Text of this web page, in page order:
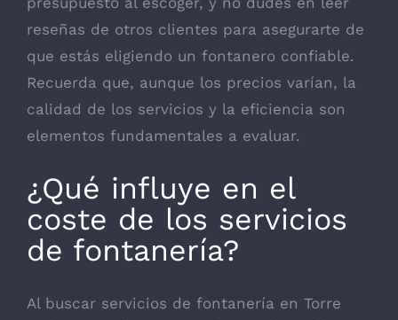
reseñas de otros clientes para asegurarte de
que estás eligiendo un fontanero confiable.
Recuerda que, aunque los precios varían, la
calidad de los servicios y la eficiencia son
elementos fundamentales a evaluar.
¿Qué influye en el
coste de los servicios
de fontanería?
Al buscar servicios de fontanería en Torre